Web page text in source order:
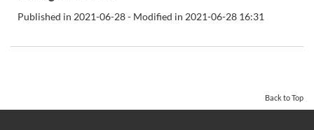
Published in 2021-06-28 - Modified in 2021-06-28 16:31
Back to Top